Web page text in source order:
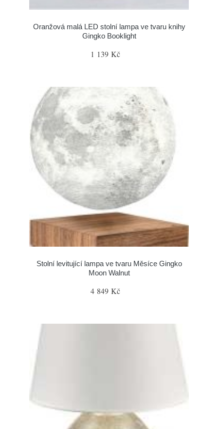
Oranžová malá LED stolní lampa ve tvaru knihy
Gingko Booklight
1 139 Kč
Stolní levitující lampa ve tvaru Měsíce Gingko
Moon Walnut
4 849 Kč